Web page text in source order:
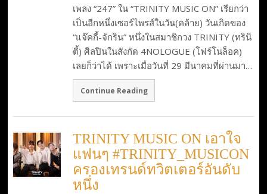
เพลง “247” ใน “TRINITY MUSIC ON” เรียกว่า
เป็นอีกหนึ่งเซอร์ไพรส์ในวัน(คล้าย) วันเกิดของ
“แจ๊คกี้-จักริน” หนึ่งในสมาชิกวง TRINITY (ทรินิ
ตี้) ศิลปินในสังกัด 4NOLOGUE (โฟร์โนล็อค)
เลยก็ว่าได้ เพราะเมื่อวันที่ 29 มีนาคมที่ผ่านมา…
Continue Reading
TRINITY MUSIC ON เอาใจ
แฟนๆ #TRINITY_MUSICON
ครองเทรนด์ทวิตเตอร์อันดับ
หนึ่ง